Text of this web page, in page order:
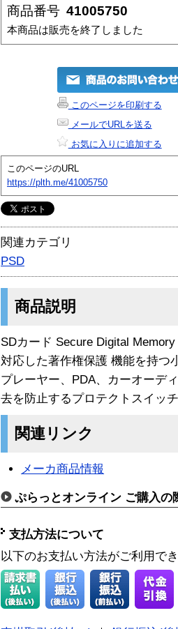
商品番号 41005750
本商品は販売を終了しました
このページを印刷する
メールでURLを送る
お気に入りに追加する
このページのURL
https://plth.me/41005750
関連カテゴリ
PSD
商品説明
SDカード Secure Digital
対応した著作権保護 機能を持つ
プレーヤー、PDA、カーオーデ
去を防止するプロテクトスイッ
関連リンク
メーカ商品情報
ぷらっとオンライン ご購入の
支払方法について
以下のお支払い方法がご利用で